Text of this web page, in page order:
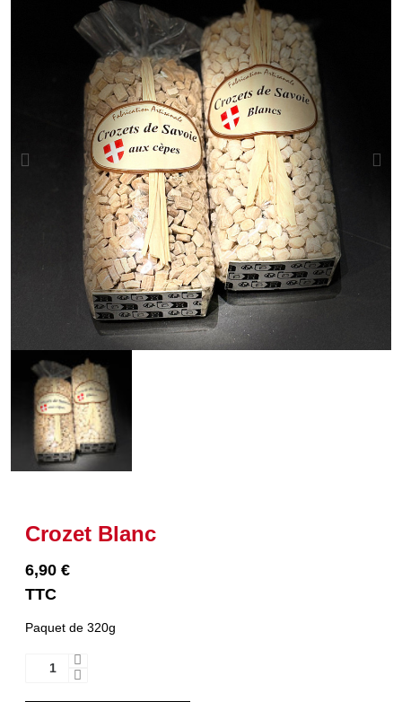
Crozet Blanc
6,90 €
TTC
Paquet de 320g